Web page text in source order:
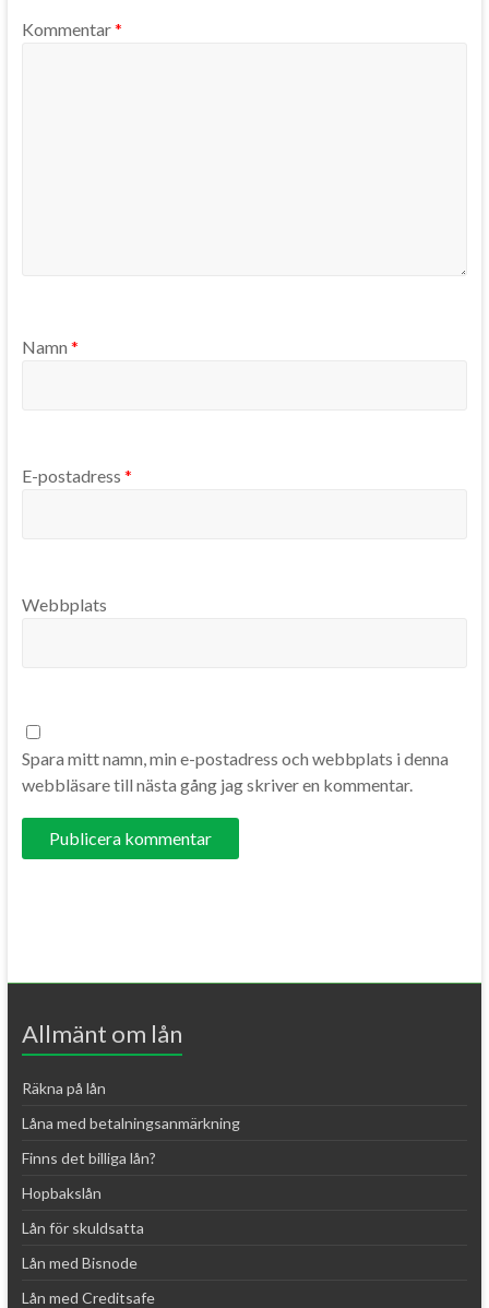
Kommentar*
Namn *
E-postadress *
Webbplats
Spara mitt namn, min e-postadress och webbplats i denna
webbläsare till nästa gång jag skriver en kommentar.
r
n
a
i
v
e
Allmänt om lån
Räkna på lån
Låna med betalningsanmärkning
Finns det billiga lån?
Hopbakslån
Lån för skuldsatta
Lån med Bisnode
Lån med Creditsafe